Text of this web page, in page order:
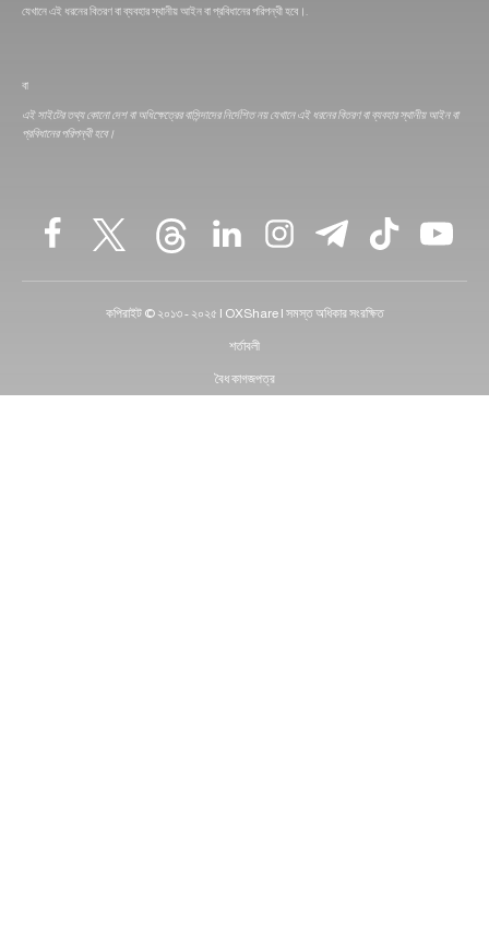
যেখানে এই ধরনের বিতরণ বা ব্যবহার স্থানীয় আইন বা প্রবিধানের পরিপন্থী হবে।.
বা
এই সাইটের তথ্য কোনো দেশ বা অধিক্ষেত্রের বাসিন্দাদের নির্দেশিত নয় যেখানে এই ধরনের বিতরণ বা ব্যবহার স্থানীয় আইন বা
প্রবিধানের পরিপন্থী হবে।
কপিরাইট © ২০১৩ - ২০২৫ | OXShare | সমস্ত অধিকার সংরক্ষিত
শর্তাবলী
বৈধ কাগজপত্র